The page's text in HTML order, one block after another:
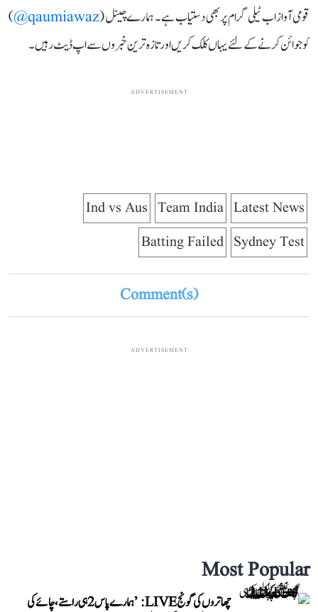
قومی آواز اب ٹیلی گرام پر بھی دستیاب ہے۔ ہمارے چینل (qaumiawaz@
)
کو جوائن کرنے کے لئے یہاں کلک کریں اور تازہ ترین خبروں سے اپ ڈیٹ رہیں۔
ADVERTISEMENT
Latest News
Team India
Ind vs Aus
Sydney Test
Batting Failed
Comment(s)
ADVERTISEMENT
Most Popular
چھاتروں کی گونج LIVE: ’ہمارے پاس 2 ہی راستے، چائے کی